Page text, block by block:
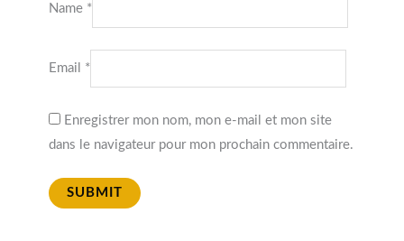
Name *
Email *
Enregistrer mon nom, mon e-mail et mon site
dans le navigateur pour mon prochain commentaire.